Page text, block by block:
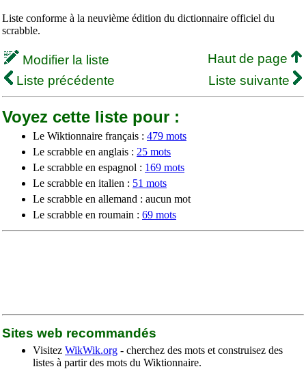
Liste conforme à la neuvième édition du dictionnaire officiel du
scrabble.
Modifier la liste
Haut de page
Liste précédente
Liste suivante
Voyez cette liste pour :
Le Wiktionnaire français : 479 mots
Le scrabble en anglais : 25 mots
Le scrabble en espagnol : 169 mots
Le scrabble en italien : 51 mots
Le scrabble en allemand : aucun mot
Le scrabble en roumain : 69 mots
Sites web recommandés
Visitez WikWik.org - cherchez des mots et construisez des
listes à partir des mots du Wiktionnaire.